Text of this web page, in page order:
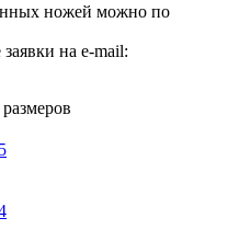
ножей можно по
на e-mail: